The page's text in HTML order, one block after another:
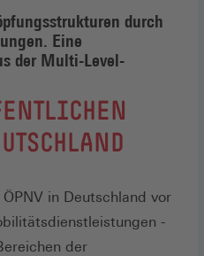
durch
Eine
der Multi-Level-
in Deutschland vor
-
der